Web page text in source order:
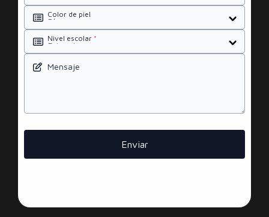
Color de piel
Nivel escolar *
Mensaje
Enviar